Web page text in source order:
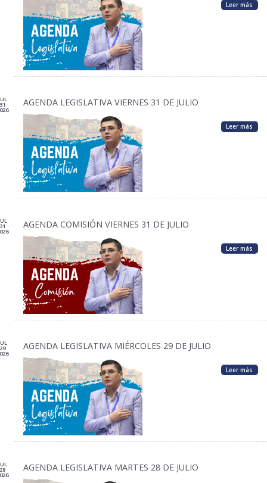
Leer más
31 AGENDA LEGISLATIVA VIERNES 31 DE JULIO
Leer más
31 AGENDA COMISIÓN VIERNES 31 DE JULIO
Leer más
29 AGENDA LEGISLATIVA MIÉRCOLES 29 DE JULIO
Leer más
28 AGENDA LEGISLATIVA MARTES 28 DE JULIO